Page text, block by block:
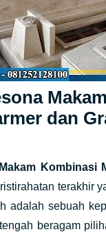
dan
Kombinasi
terakhir
adalah sebuah
beragam